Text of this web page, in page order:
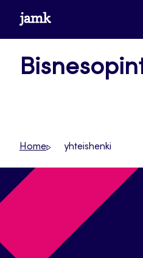
Siirrywww.jamk.fi
Home yhteishenki